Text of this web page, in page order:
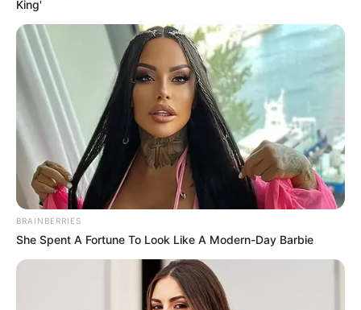
-ad3
A proposta segue em análise e agora será examinada por outras
comissões antes de possível votação em Plenário.
📜 Contexto da proposta e tramitação legislativa
O PL 5312/2016, de autoria dodeputado Fausto Pinato (PP-SP)
foi aprovado em caráter conclusivo pela Comissão de Trabalho,
reduzindo a jornada semanal dos ACS e ACE.
Também altera dispositivos da Lei 11.350/2006, que
regulamenta o exercício das atividades das categorias. Relator da
exposição dos profissionais às condições climáticas adversas e ao
desgaste físico, justificando a necessidade de jornadas mais curtas.
King'
BRAINBERRIES
She Spent A Fortune To Look Like A Modern-Day Barbie